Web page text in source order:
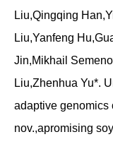
Liu,Qingqing
Liu,Yanfeng
Jin,Mikhail
Liu,Zhenhua Yu*.
adaptive genomics
nov.,apromising